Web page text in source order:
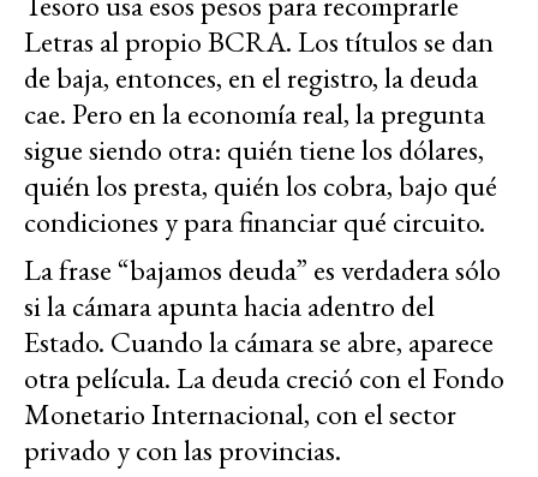
Letras al propio BCRA. Los títulos se dan
de baja, entonces, en el registro, la deuda
cae. Pero en la economía real, la pregunta
sigue siendo otra: quién tiene los dólares,
quién los presta, quién los cobra, bajo qué
condiciones y para financiar qué circuito.
La frase “bajamos deuda” es verdadera sólo
si la cámara apunta hacia adentro del
Estado. Cuando la cámara se abre, aparece
otra película. La deuda creció con el Fondo
Monetario Internacional, con el sector
privado y con las provincias.